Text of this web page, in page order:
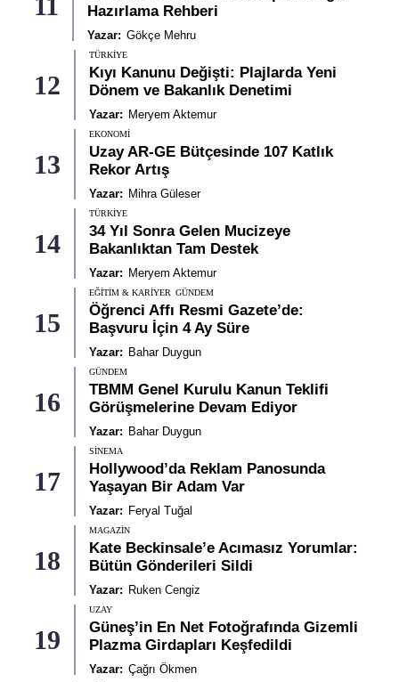
Hazırlama Rehberi
Yazar: Gökçe Mehru
12
TÜRKIYE
Kıyı Kanunu Değişti: Plajlarda Yeni
Dönem ve Bakanlık Denetimi
Yazar: Meryem Aktemur
13
EKONOMI
Uzay AR-GE Bütçesinde 107 Katlık
Rekor Artış
Yazar: Mihra Güleser
14
TÜRKIYE
34 Yıl Sonra Gelen Mucizeye
Bakanlıktan Tam Destek
Yazar: Meryem Aktemur
15
EĞITIM & KARIYER GÜNDEM
Öğrenci Affı Resmi Gazete’de:
Başvuru İçin 4 Ay Süre
Yazar: Bahar Duygun
16
GÜNDEM
TBMM Genel Kurulu Kanun Teklifi
Görüşmelerine Devam Ediyor
Yazar: Bahar Duygun
17
SINEMA
Hollywood’da Reklam Panosunda
Yaşayan Bir Adam Var
Yazar: Feryal Tuğal
18
MAGAZIN
Kate Beckinsale’e Acımasız Yorumlar:
Bütün Gönderileri Sildi
Yazar: Ruken Cengiz
19
UZAY
Güneş’in En Net Fotoğrafında Gizemli
Plazma Girdapları Keşfedildi
Yazar: Çağrı Ökmen